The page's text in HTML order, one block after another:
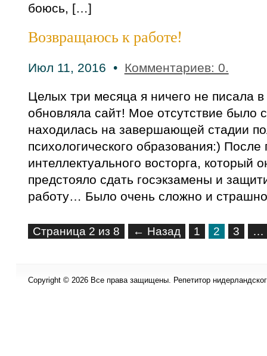
боюсь, […]
Возвращаюсь к работе!
Июл 11, 2016 • Комментариев: 0.
Целых три месяца я ничего не писала в
обновляла сайт! Мое отсутствие было
находилась на завершающей стадии
психологического образования:) После
интеллектуального восторга, который
предстояло сдать госэкзамены и
работу… Было очень сложно и
Страница 2 из 8 ← Назад 1 2 3 …
Copyright © 2026 Все права защищены. Репетитор